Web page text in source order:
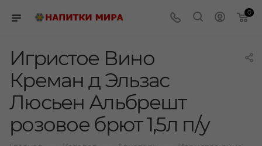
0
Игристое Вино
Креман д Эльзас
Люсьен Альбрешт
розовое брют 1,5л п/у